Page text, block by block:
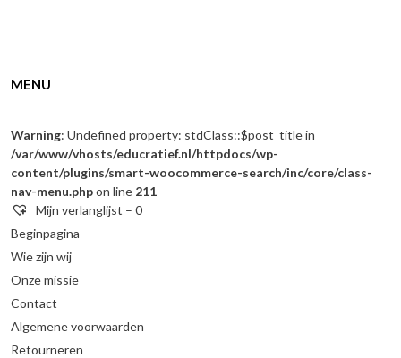
MENU
Warning: Undefined property: stdClass::$post_title in
/var/www/vhosts/educratief.nl/httpdocs/wp-
content/plugins/smart-woocommerce-search/inc/core/class-
nav-menu.phpon line 211
Mijn verlanglijst – 0
Beginpagina
Wie zijn wij
Onze missie
Contact
Algemene voorwaarden
Retourneren